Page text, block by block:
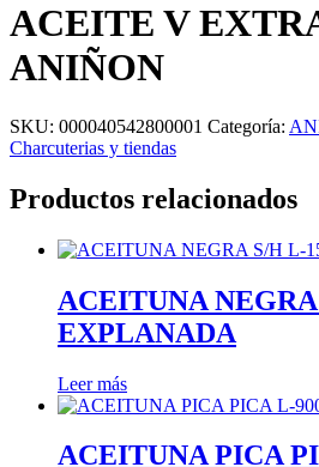
ACEITE V
ANIÑON
SKU: 000040542800001 Categoría:
Charcuterias y tiendas
Productos relacionados
ACEITUNA
EXPLANADA
Leer más
ACEITUNA PICA